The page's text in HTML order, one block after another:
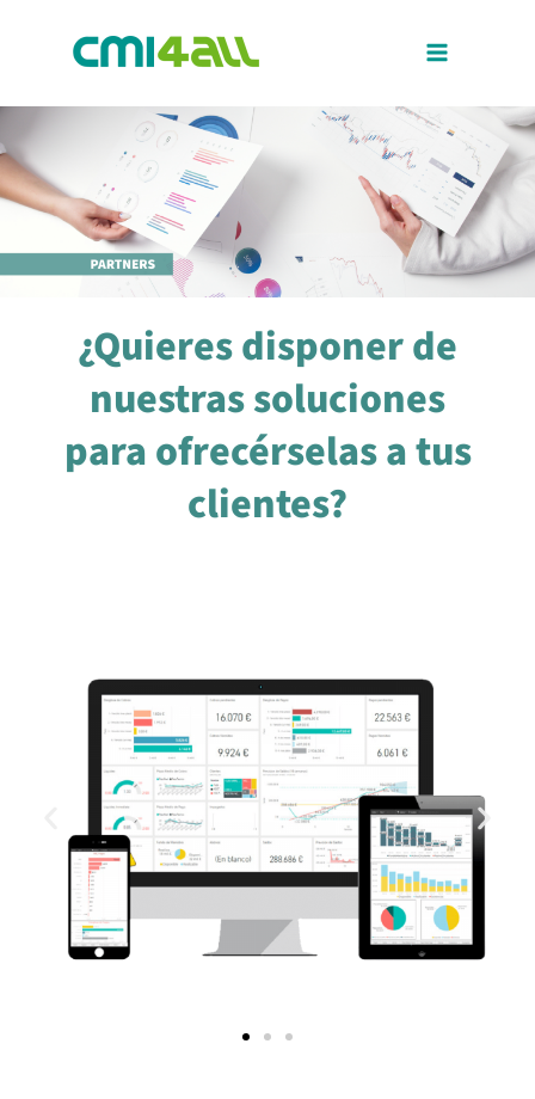
¿Quieres disponer de
nuestras soluciones
para ofrecérselas a tus
clientes?